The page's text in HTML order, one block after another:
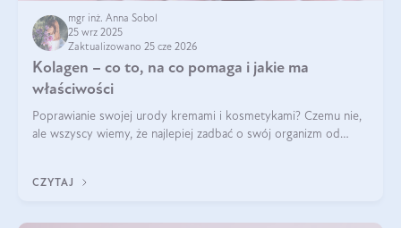
mgr inż. Anna Sobol
25 wrz 2025
Zaktualizowano 25 cze 2026
Kolagen – co to, na co pomaga i jakie ma
właściwości
Poprawianie swojej urody kremami i kosmetykami? Czemu nie,
ale wszyscy wiemy, że najlepiej zadbać o swój organizm od
wysokiej jakości suplem
CZYTAJ